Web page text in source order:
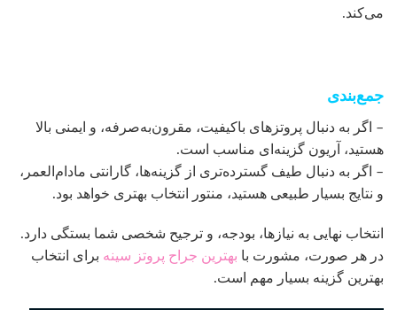
می‌کند.
جمع‌بندی
– اگر به دنبال پروتزهای باکیفیت، مقرون‌به‌صرفه، و ایمنی بالا
هستید، آریون گزینه‌ای مناسب است.
– اگر به دنبال طیف گسترده‌تری از گزینه‌ها، گارانتی مادام‌العمر،
و نتایج بسیار طبیعی هستید، منتور انتخاب بهتری خواهد بود.
انتخاب نهایی به نیازها، بودجه، و ترجیح شخصی شما بستگی دارد.
در هر صورت، مشورت با بهترین جراح پروتز سینه برای انتخاب
بهترین گزینه بسیار مهم است.